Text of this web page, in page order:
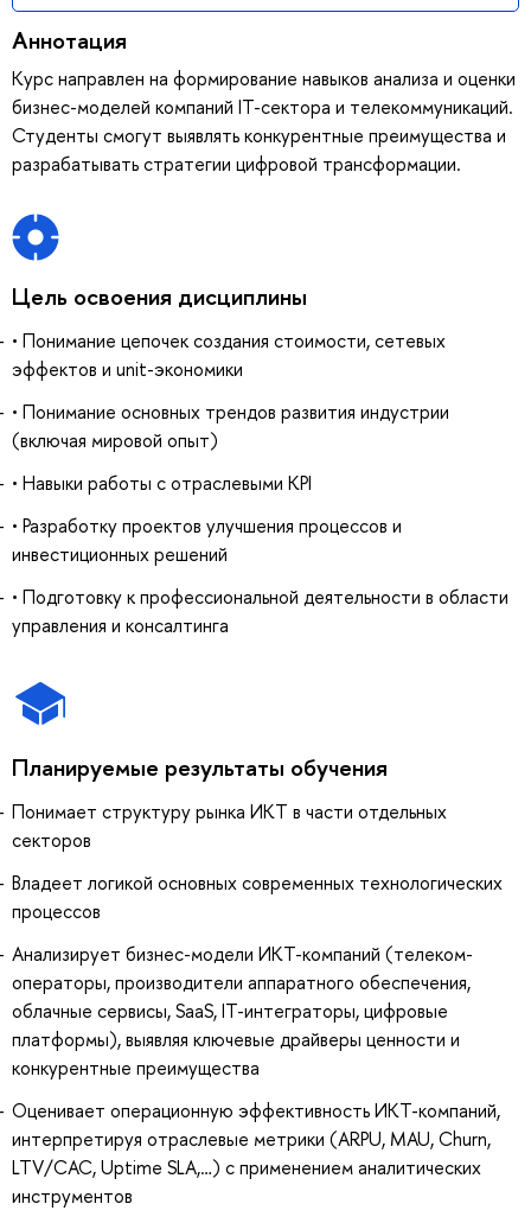
Аннотация
Курс направлен на формирование навыков анализа и оценки
бизнес-моделей компаний IT-сектора и телекоммуникаций.
Студенты смогут выявлять конкурентные преимущества и
разрабатывать стратегии цифровой трансформации.
Цель освоения дисциплины
• Понимание цепочек создания стоимости, сетевых
эффектов и unit-экономики
• Понимание основных трендов развития индустрии
(включая мировой опыт)
• Навыки работы с отраслевыми KPI
• Разработку проектов улучшения процессов и
инвестиционных решений
• Подготовку к профессиональной деятельности в области
управления и консалтинга
Планируемые результаты обучения
Понимает структуру рынка ИКТ в части отдельных
секторов
Владеет логикой основных современных технологических
процессов
Анализирует бизнес-модели ИКТ-компаний (телеком-
операторы, производители аппаратного обеспечения,
облачные сервисы, SaaS, IT-интеграторы, цифровые
платформы), выявляя ключевые драйверы ценности и
конкурентные преимущества
Оценивает операционную эффективность ИКТ-компаний,
интерпретируя отраслевые метрики (ARPU, MAU, Churn,
LTV/CAC, Uptime SLA,…) с применением аналитических
инструментов